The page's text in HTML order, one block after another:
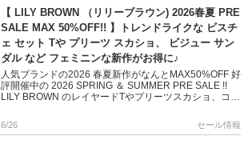
【 LILY BROWN （リリーブラウン) 2026春夏 PRE
SALE MAX 50%OFF!! 】トレンドライクな ビスチ
ェ セット Tや プリーツ スカショ、 ビジュー サン
ダル など フェミニンな新作がお得に♪
人気ブランドの2026 春夏新作がなんとMAX50%OFF 好
評開催中の 2026 SPRING ＆ SUMMER PRE SALE !!
LILY BROWN のレイヤードTやプリーツスカショ、コラ
6/26 セール情報